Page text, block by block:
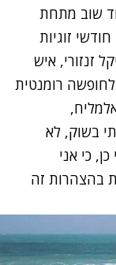
שוב מתחת
זוגיות
זנזורי, איש
רומנטית
בשוק, לא
כי אני
בהצהרות זה